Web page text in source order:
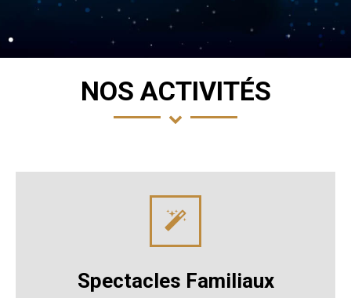
NOS ACTIVITÉS
Spectacles Familiaux